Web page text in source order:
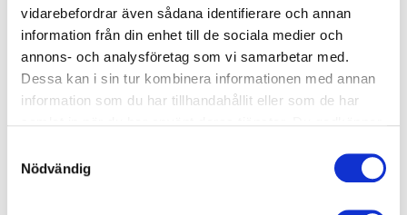
vidarebefordrar även sådana identifierare och annan
information från din enhet till de sociala medier och
annons- och analysföretag som vi samarbetar med.
Dessa kan i sin tur kombinera informationen med annan
information som du har tillhandahållit eller som de har
Nödvändig